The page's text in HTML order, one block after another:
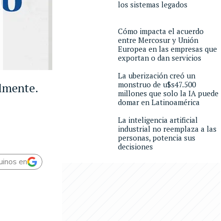
en
los sistemas legados
Cómo impacta el acuerdo
entre Mercosur y Unión
Europea en las empresas que
exportan o dan servicios
La uberización creó un
monstruo de u$s47.500
millones que solo la IA puede
domar en Latinoamérica
La inteligencia artificial
industrial no reemplaza a las
personas, potencia sus
decisiones